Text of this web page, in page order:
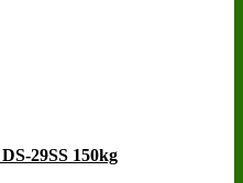
29SS 150kg